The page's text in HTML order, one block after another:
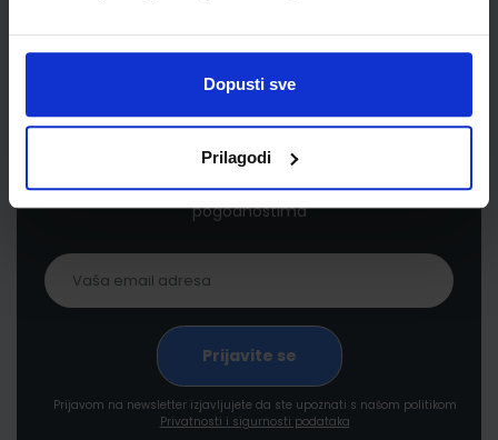
Dopusti sve
Prilagodi
Newsletter prijava
Prijavite se kako bi primali informacije o novim
proizvodima i uslugama, akcijama i drugim
pogodnostima
Prijavom na newsletter izjavljujete da ste upoznati s našom politikom
Privatnosti i sigurnosti podataka